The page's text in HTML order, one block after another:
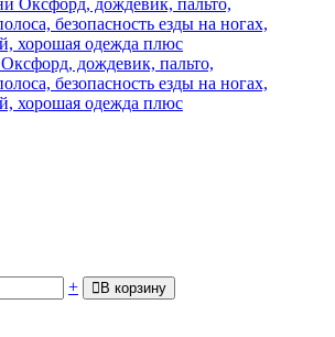
дождевик, пальто,
безопасность езды на ногах,
хорошая одежда плюс
+ В корзину